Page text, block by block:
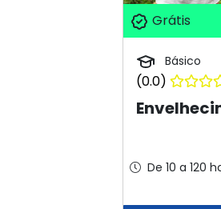
Grátis
Básico
(0.0)
De 10 a 120